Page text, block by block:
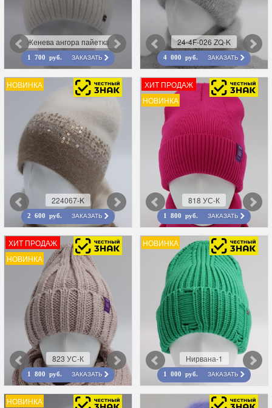
Женева ангора пайетка
1 700 руб. ЗАКАЗАТЬ
24-4F-026 ZQ-K
4 000 руб. ЗАКАЗАТЬ
НОВИНКА
224067-K
2 600 руб. ЗАКАЗАТЬ
ХИТ ПРОДАЖ
НОВИНКА
818 УС-К
1 800 руб. ЗАКАЗАТЬ
ХИТ ПРОДАЖ
НОВИНКА
823 УС-К
1 800 руб. ЗАКАЗАТЬ
НОВИНКА
Нирвана-1
1 000 руб. ЗАКАЗАТЬ
НОВИНКА